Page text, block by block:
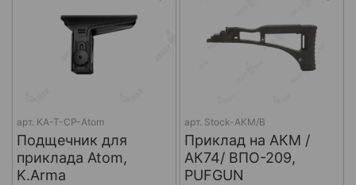
арт. KA-T-CP-Atom
Подщечник для
приклада Atom,
K.Arma
арт. Stock-AKM/B
Приклад на АКМ /
АК74/ ВПО-209,
PUFGUN